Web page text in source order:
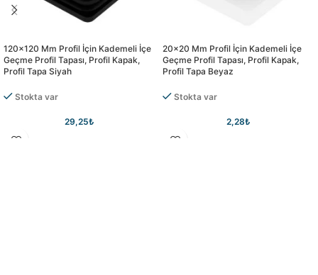
120×120 Mm Profil İçin Kademeli İçe
Geçme Profil Tapası, Profil Kapak,
Profil Tapa Siyah
Stokta var
29,25₺
20×20 Mm Profil İçin Kademeli İçe
Geçme Profil Tapası, Profil Kapak,
Profil Tapa Beyaz
Stokta var
2,28₺